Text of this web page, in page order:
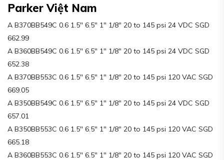
Parker Việt Nam
A B370BB549C 0.6 1.5″ 6.5″ 1″ 1/8″ 20 to 145 psi 24 VDC SGD
662.99
A B360BB549C 0.6 1.5″ 6.5″ 1″ 1/8″ 20 to 145 psi 24 VDC SGD
652.38
A B370BB553C 0.6 1.5″ 6.5″ 1″ 1/8″ 20 to 145 psi 120 VAC SGD
669.05
A B350BB549C 0.6 1.5″ 6.5″ 1″ 1/8″ 20 to 145 psi 24 VDC SGD
657.01
A B350BB553C 0.6 1.5″ 6.5″ 1″ 1/8″ 20 to 145 psi 120 VAC SGD
665.18
A B360BB553C 0.6 1.5″ 6.5″ 1″ 1/8″ 20 to 145 psi 120 VAC SGD